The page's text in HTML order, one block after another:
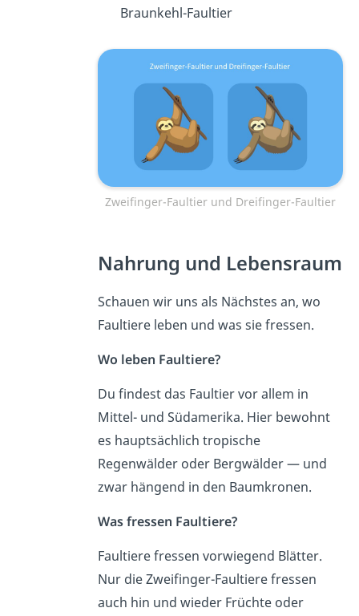
Braunkehl-Faultier
Zweifinger-Faultier und Dreifinger-Faultier
Nahrung und Lebensraum
Schauen wir uns als Nächstes an, wo
Faultiere leben und was sie fressen.
Wo leben Faultiere?
Du findest das Faultier vor allem in
Mittel- und Südamerika. Hier bewohnt
es hauptsächlich tropische
Regenwälder oder Bergwälder — und
zwar hängend in den Baumkronen.
Was fressen Faultiere?
Faultiere fressen vorwiegend Blätter.
Nur die Zweifinger-Faultiere fressen
auch hin und wieder Früchte oder